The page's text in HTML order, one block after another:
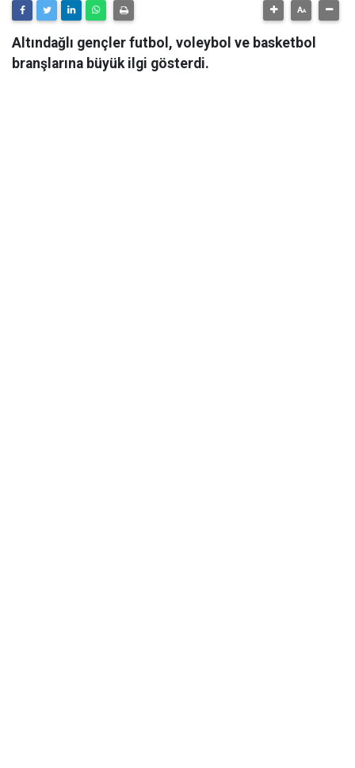
Altındağlı gençler futbol, voleybol ve basketbol
branşlarına büyük ilgi gösterdi.